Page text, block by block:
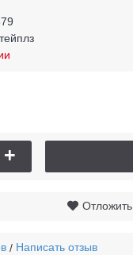
+
Отложить
/ Написать отзыв